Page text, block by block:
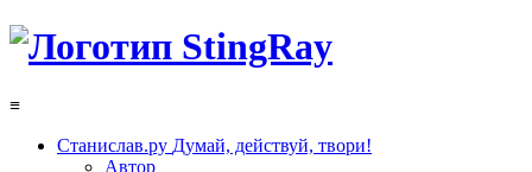
≡
Станислав.ру Думай, действуй, твори!
Автор